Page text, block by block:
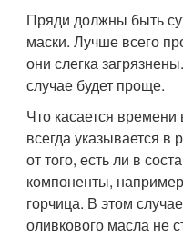
Пряди должны быть
маски. Лучше всего
они слегка
случае будет проще.
Что касается времени
всегда указывается в
от того, есть ли в
компоненты,
горчица. В этом
оливкового масла не